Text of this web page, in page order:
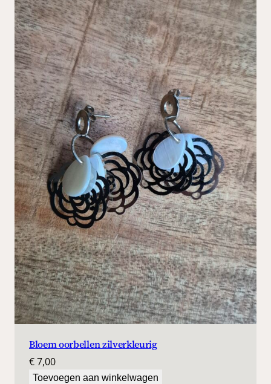
Bloem oorbellen zilverkleurig
€7,00
Toevoegen aan winkelwagen